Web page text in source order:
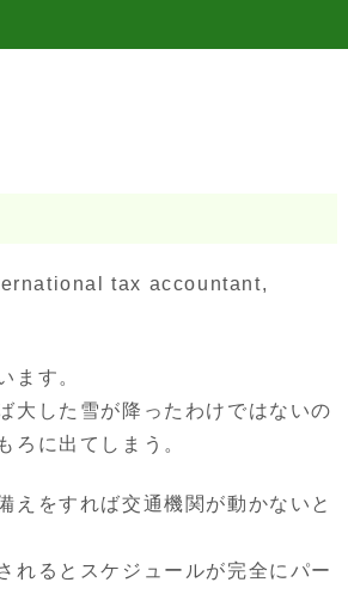
策サービス
tax accountant,
ます。
大した雪が降ったわけではないの
ろに出てしまう。
えをすれば交通機関が動かないと
れるとスケジュールが完全にパー